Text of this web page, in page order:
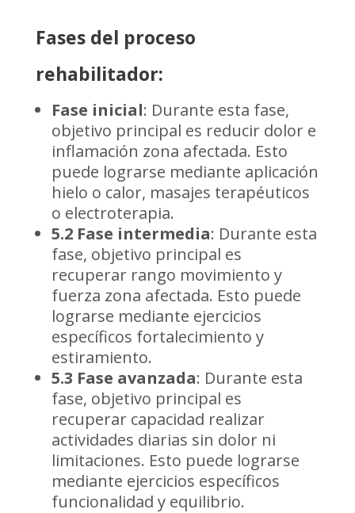
Fases del proceso
rehabilitador:
Fase inicial: Durante esta fase,
objetivo principal es reducir dolor e
inflamación zona afectada. Esto
puede lograrse mediante aplicación
hielo o calor, masajes terapéuticos
o electroterapia.
5.2 Fase intermedia: Durante esta
fase, objetivo principal es
recuperar rango movimiento y
fuerza zona afectada. Esto puede
lograrse mediante ejercicios
específicos fortalecimiento y
estiramiento.
5.3 Fase avanzada: Durante esta
fase, objetivo principal es
recuperar capacidad realizar
actividades diarias sin dolor ni
limitaciones. Esto puede lograrse
mediante ejercicios específicos
funcionalidad y equilibrio.